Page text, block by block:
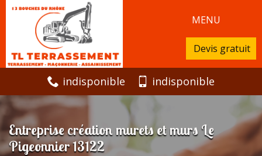
MENU
Devis gratuit
indisponible indisponible
Entreprise création murets et murs Le
Pigeonnier 13122